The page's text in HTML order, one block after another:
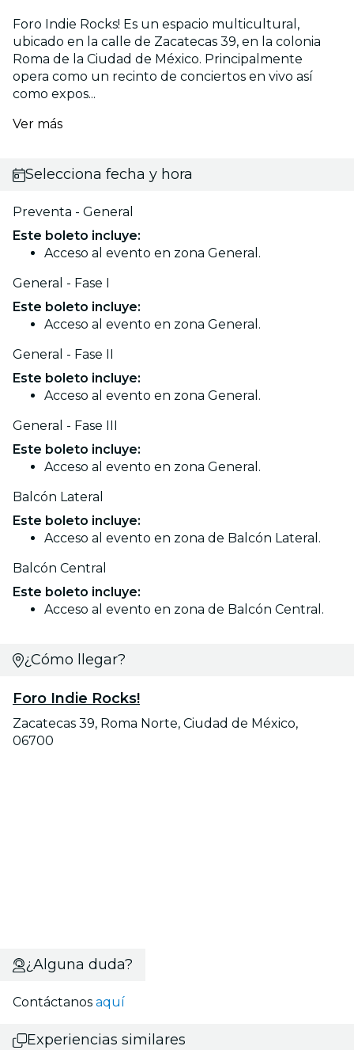
Foro Indie Rocks! Es un espacio multicultural,
ubicado en la calle de Zacatecas 39, en la colonia
Roma de la Ciudad de México. Principalmente
opera como un recinto de conciertos en vivo así
como expos...
Ver más
Selecciona fecha y hora
Preventa - General
Este boleto incluye:
Acceso al evento en zona General.
General - Fase I
Este boleto incluye:
Acceso al evento en zona General.
General - Fase II
Este boleto incluye:
Acceso al evento en zona General.
General - Fase III
Este boleto incluye:
Acceso al evento en zona General.
Balcón Lateral
Este boleto incluye:
Acceso al evento en zona de Balcón Lateral.
Balcón Central
Este boleto incluye:
Acceso al evento en zona de Balcón Central.
¿Cómo llegar?
Foro Indie Rocks!
Zacatecas 39, Roma Norte, Ciudad de México,
06700
¿Alguna duda?
Contáctanos aquí
Experiencias similares